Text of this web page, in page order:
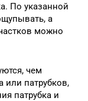
По указанной
а
можно
чем
или патрубков,
патрубка и